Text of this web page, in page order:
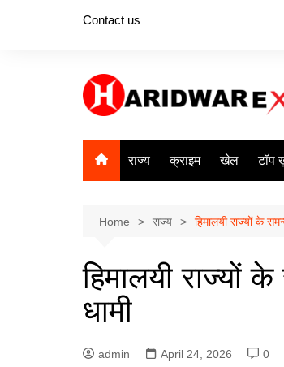
Contact us
राज्य क्राइम खेल टॉप
Home राज्य हिमालयी राज्यों के
हिमालयी राज्यों
धामी
admin April 24, 2026 0